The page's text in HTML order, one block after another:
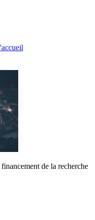
de la recherche